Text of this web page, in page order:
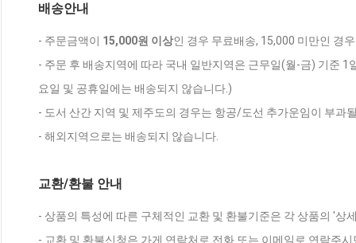
배송안내
- 주문금액이 15,000원 이상인 경우 무료배송, 15,000 미만인 경
- 주문 후 배송지역에 따라 국내 일반지역은 근무일(월-금) 기준
요일 및 공휴일에는 배송되지 않습니다.)
- 도서 산간 지역 및 제주도의 경우는 항공/도선 추가운임이 부과
- 해외지역으로는 배송되지 않습니다.
교환/환불 안내
- 상품의 특성에 따른 구체적인 교환 및 환불기준은 각 상품의 '상
- 교환 및 환불신청은 가게 연락처로 전화 또는 이메일로 연락주